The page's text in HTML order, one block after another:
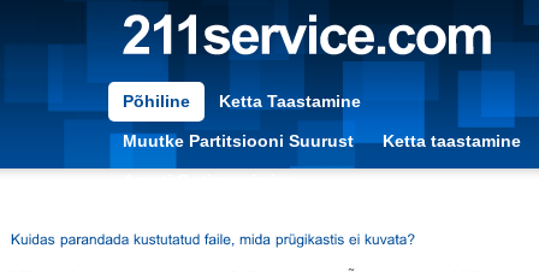
Põhiline Ketta Taastamine
Muutke Partitsiooni Suurust Ketta taastamine